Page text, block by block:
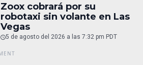
Zoox cobrará por su
robotaxi sin volante en Las
Vegas
5 de agosto del 2026 a las 7:32 pm PDT